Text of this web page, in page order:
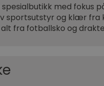
med fokus
sportsutstyr og klær fra
alt fra fotballsko og